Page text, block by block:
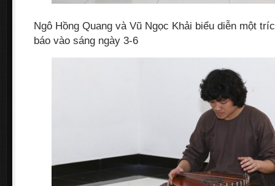
Ngô Hồng Quang và Vũ Ngọc Khải biểu diễn một
báo vào sáng ngày 3-6